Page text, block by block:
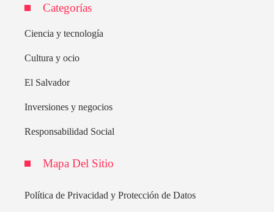
Categorías
Ciencia y tecnología
Cultura y ocio
El Salvador
Inversiones y negocios
Responsabilidad Social
Mapa Del Sitio
Política de Privacidad y Protección de Datos